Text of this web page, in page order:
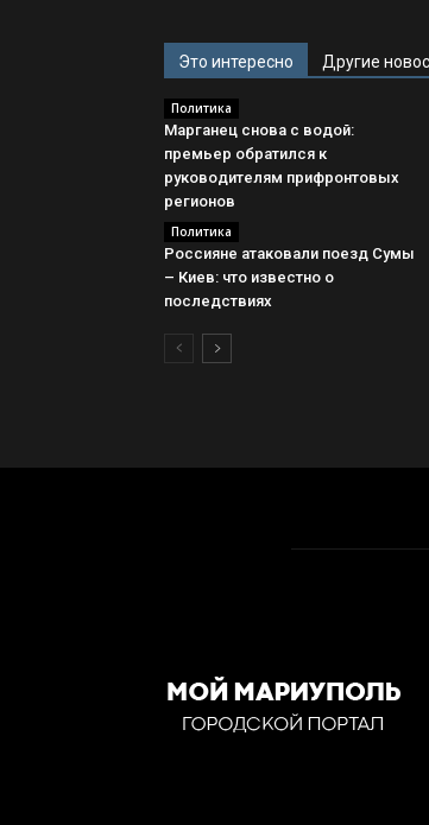
Это интересно Другие
Политика
Марганец снова с водой:
премьер обратился к
руководителям прифронтовых
регионов
Политика
Россияне атаковали поезд Сумы
– Киев: что известно о
последствиях